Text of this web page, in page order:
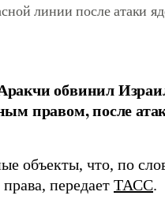
линии после атаки
обвинил
правом, после
объекты, что, по
передает ТАСС.